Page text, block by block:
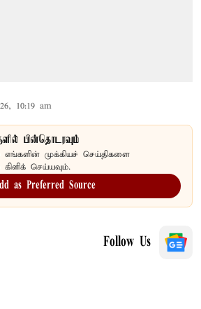
10:19 am
பின்தொடரவும்
எங்களின் முக்கியச் செய்திகளை
செய்யவும்.
as Preferred Source
Follow Us